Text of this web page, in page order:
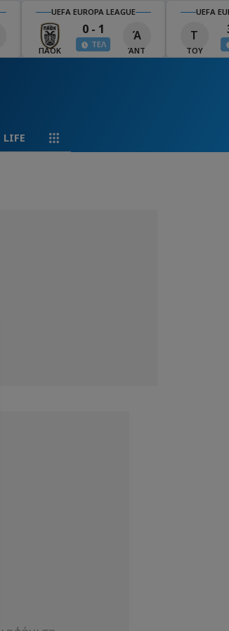
UEFA EUROPA LEAGUE
ΠΑΟΚ
0 - 1
ΤΕΛ
Ά
ΆΝΤ
UEFA
Τ
ΤΟΥ
LIFE